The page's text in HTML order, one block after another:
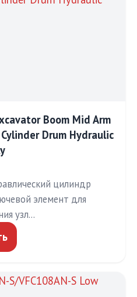
Boom Mid Arm
Drum Hydraulic
цилиндр
элемент для
узл…